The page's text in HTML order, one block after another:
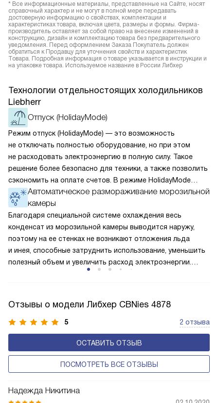
* Все информационные материалы, представленные на Сайте, носят
справочный характер и не могут в полной мере передавать
достоверную информацию о свойствах, комплектации и
характеристиках товара, включая цвета, размеры и формы. Фирма-
производитель оставляет за собой право на внесение изменений в
конструкцию, дизайн и комплектацию товара без предварительного
уведомления. Перед оформлением Заказа Покупатель должен
обратиться к Продавцу для уточнения свойств и характеристик
Товара. Подробная информация о товаре указывается в инструкции и
на упаковке товара. Используемое название в России Либхер
Технологии отдельностоящих холодильников
Liebherr
Отпуск (HolidayMode)
Режим отпуск (HolidayMode) — это возможность
не отключать полностью оборудование, но при этом
не расходовать электроэнергию в полную силу. Такое
решение более безопасно для техники, а также позволить
сэкономить на оплате счетов. В режиме HolidayMode
вентилятор и суперохлаждение не работают, а в камере
устанавливается температура в районе +15 градусов. Это
позволяет сохранить продукты на определённое время
и избежать появление неприятных запахов.
Автоматическое размораживание морозильной
камеры
Благодаря специальной системе охлаждения весь
конденсат из морозильной камеры выводится наружу,
поэтому на ее стенках не возникают отложения льда
и инея, способные затруднить использование, уменьшить
полезный объем и увеличить расход электроэнергии.
Отзывы о модели Либхер CBNies 4878
5 2 отзыва
ОСТАВИТЬ ОТЗЫВ
ПОСМОТРЕТЬ ВСЕ ОТЗЫВЫ
Надежда Никитина